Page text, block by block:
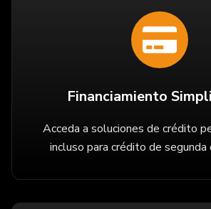
Financiamiento
Acceda a soluciones de crédito
incluso para crédito de